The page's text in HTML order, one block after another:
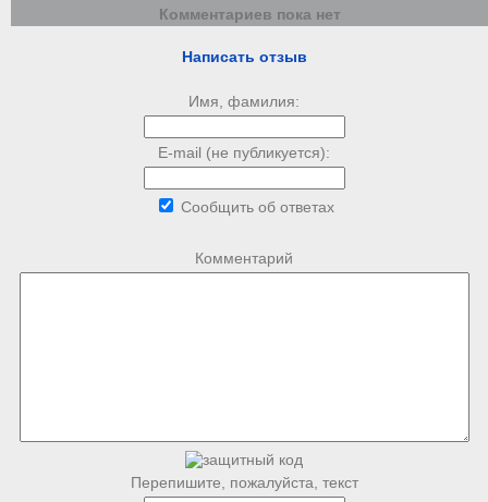
Комментариев пока нет
Написать отзыв
Имя, фамилия:
E-mail (не публикуется):
Сообщить об ответах
Комментарий
Перепишите, пожалуйста, текст